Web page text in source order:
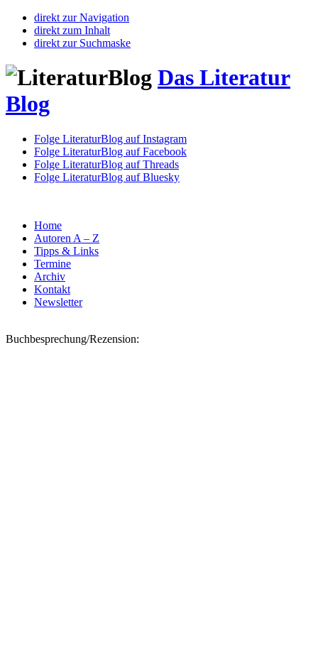
direkt zur Navigation
direkt zum Inhalt
direkt zur Suchmaske
Das Literatur
Blog
Folge LiteraturBlog auf Instagram
Folge LiteraturBlog auf Facebook
Folge LiteraturBlog auf Threads
Folge LiteraturBlog auf Bluesky
Home
Autoren A – Z
Tipps & Links
Termine
Archiv
Kontakt
Newsletter
Buchbesprechung/Rezension: